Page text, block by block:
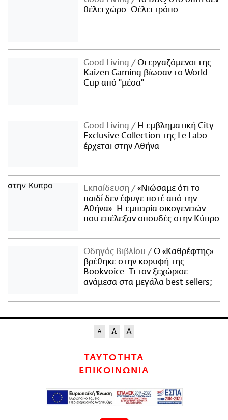
θέλει χώρο. Θέλει τρόπο.
Good Living
Οι εργαζόμενοι της
Kaizen Gaming βίωσαν το World
Cup από "μέσα"
Good Living
Η εμβληματική City
Exclusive Collection της Le Labo
έρχεται στην Αθήνα
Εκπαίδευση
«Νιώσαμε ότι το
παιδί δεν έφυγε ποτέ από την
Αθήνα»: Η εμπειρία οικογενειών
που επέλεξαν σπουδές στην Κύπρο
Οδηγός Βιβλίου
Ο «Καθρέφτης»
βρέθηκε στην κορυφή της
Bookvoice. Τι τον ξεχώρισε
ανάμεσα στα μεγάλα best sellers;
ΤΑΥΤΟΤΗΤΑ
ΕΠΙΚΟΙΝΩΝΙΑ